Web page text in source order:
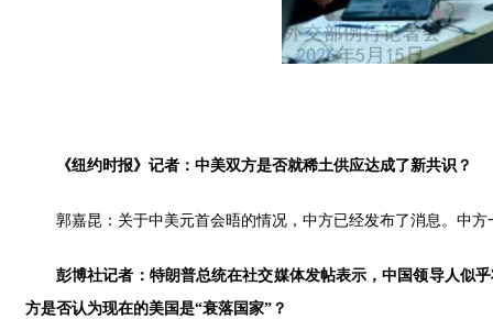
《纽约时报》记者：中美双方是否就稀土供应达成了新共识？
郭嘉昆：关于中美元首会晤的情况，中方已经发布了消息。中
彭博社记者：特朗普总统在社交媒体发帖表示，中国领导人似
方是否认为现在的美国是“衰落国家”？